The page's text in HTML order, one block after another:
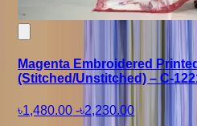
Magenta Embroidered
(Stitched/Unstitched) – C-
৳1,480.00 -৳2,230.00